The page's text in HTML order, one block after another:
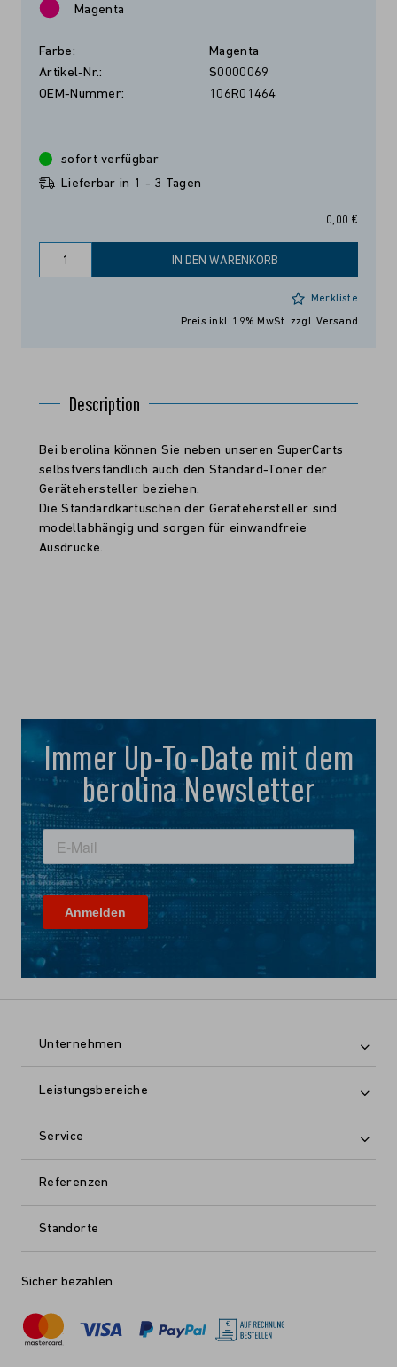
Magenta
Farbe:
Magenta
Artikel-Nr.:
S0000069
OEM-Nummer:
106R01464
0,00 €
sofort verfügbar
Lieferbar in 1 - 3 Tagen
IN DEN WARENKORB
Merkliste
Preis inkl. 19% MwSt. zzgl. Versand
Description
Bei berolina können Sie neben unseren SuperCarts
selbstverständlich auch den Standard-Toner der
Gerätehersteller beziehen.
Die Standardkartuschen der Gerätehersteller sind
modellabhängig und sorgen für einwandfreie
Ausdrucke.
Immer Up-To-Date mit dem
berolina Newsletter
Unternehmen
Leistungsbereiche
Service
Referenzen
Standorte
Sicher bezahlen